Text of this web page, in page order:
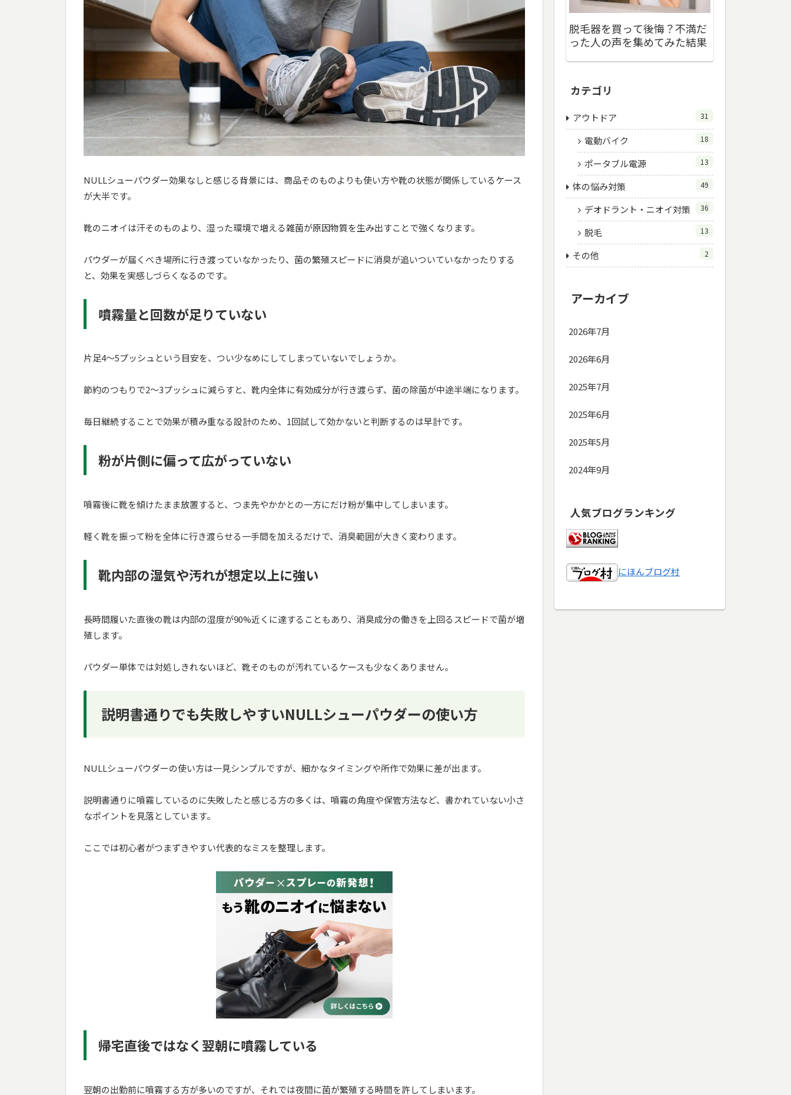
NULLシューパウダー効果なしと感じる背景には、商品そのものよりも使い方や靴の状態が関係しているケース
が大半です。
靴のニオイは汗そのものより、湿った環境で増える雑菌が原因物質を生み出すことで強くなります。
パウダーが届くべき場所に行き渡っていなかったり、菌の繁殖スピードに消臭が追いついていなかったりする
と、効果を実感しづらくなるのです。
噴霧量と回数が足りていない
片足4～5プッシュという目安を、つい少なめにしてしまっていないでしょうか。
節約のつもりで2～3プッシュに減らすと、靴内全体に有効成分が行き渡らず、菌の除菌が中途半端になります。
毎日継続することで効果が積み重なる設計のため、1回試して効かないと判断するのは早計です。
粉が片側に偏って広がっていない
噴霧後に靴を傾けたまま放置すると、つま先やかかとの一方にだけ粉が集中してしまいます。
軽く靴を振って粉を全体に行き渡らせる一手間を加えるだけで、消臭範囲が大きく変わります。
靴内部の湿気や汚れが想定以上に強い
長時間履いた直後の靴は内部の湿度が90%近くに達することもあり、消臭成分の働きを上回るスピードで菌が増
殖します。
パウダー単体では対処しきれないほど、靴そのものが汚れているケースも少なくありません。
説明書通りでも失敗しやすいNULLシューパウダーの使い方
NULLシューパウダーの使い方は一見シンプルですが、細かなタイミングや所作で効果に差が出ます。
説明書通りに噴霧しているのに失敗したと感じる方の多くは、噴霧の角度や保管方法など、書かれていない小さ
なポイントを見落としています。
ここでは初心者がつまずきやすい代表的なミスを整理します。
帰宅直後ではなく翌朝に噴霧している
翌朝の出勤前に噴霧する方が多いのですが、それでは夜間に菌が繁殖する時間を許してしまいます。
脱毛器を買って後悔？不満だ
った人の声を集めてみた結果
カテゴリ
アウトドア 31
電動バイク 18
ポータブル電源 13
体の悩み対策 49
デオドラント・ニオイ対策 36
脱毛 13
その他 2
アーカイブ
2026年7月
2026年6月
2025年7月
2025年6月
2025年5月
2024年9月
人気ブログランキング
にほんブログ村